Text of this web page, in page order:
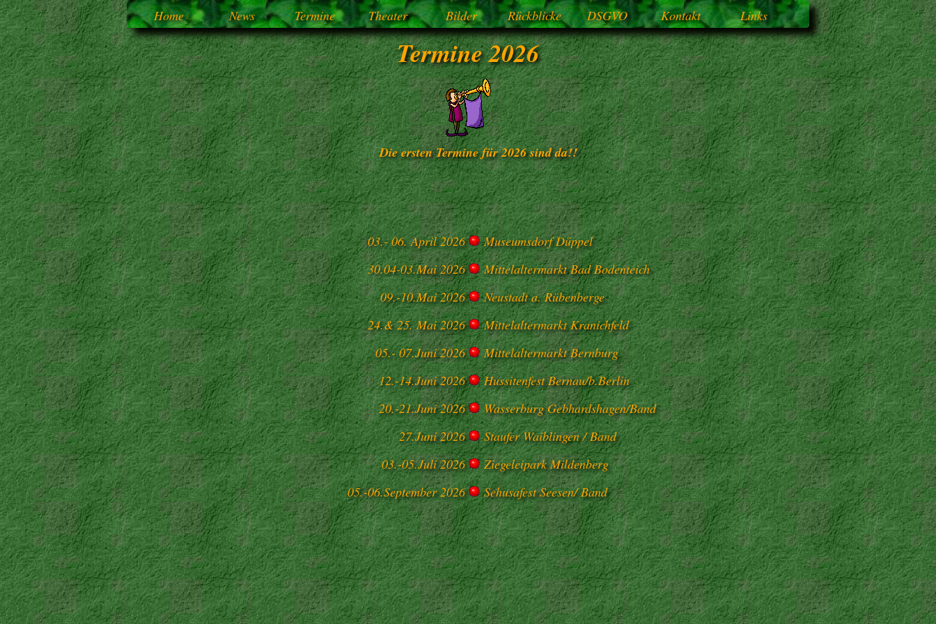
Home News Termine Theater Bilder Rückblicke DSGVO Kontakt Links
Termine 2026
Die ersten Termine für 2026 sind da!!
03.- 06. April 2026
Museumsdorf Düppel
30.04-03.Mai 2026
Mittelaltermarkt Bad Bodenteich
09.-10.Mai 2026
Neustadt a. Rübenberge
24.& 25. Mai 2026
Mittelaltermarkt Kranichfeld
05.- 07.Juni 2026
Mittelaltermarkt Bernburg
12.-14.Juni 2026
Hussitenfest Bernau/b.Berlin
20.-21.Juni 2026
Wasserburg Gebhardshagen/Band
27.Juni 2026
Staufer Waiblingen / Band
03.-05.Juli 2026
Ziegeleipark Mildenberg
05.-06.September 2026
Sehusafest Seesen/ Band